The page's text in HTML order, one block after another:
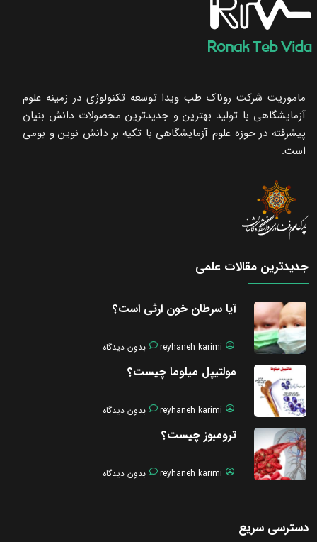
ماموریت شرکت روناک طب ویدا توسعه تکنولوژی در زمینه علوم
آزمایشگاهی با تولید بهترین و جدیدترین محصولات دانش بنیان
پیشرفته در حوزه علوم آزمایشگاهی با تکیه ‌بر دانش نوین و بومی
است.
جدیدترین مقالات علمی
آیا سرطان خون ارثی است؟
reyhaneh karimi بدون دیدگاه
مولتیپل میلوما چیست؟
reyhaneh karimi بدون دیدگاه
ترومبوز چیست؟
reyhaneh karimi بدون دیدگاه
دسترسی سریع